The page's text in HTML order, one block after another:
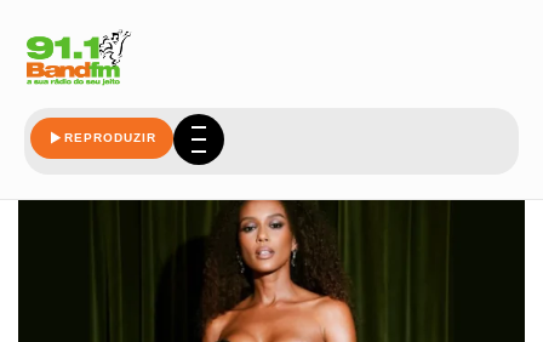
REPRODUZIR